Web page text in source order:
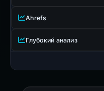
Ahrefs
Глубокий анализ